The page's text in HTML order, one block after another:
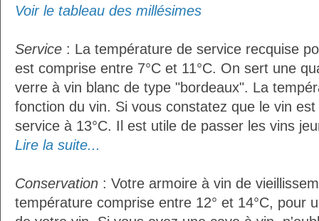
Voir le tableau des millésimes
Service : La température de service recquise
est comprise entre 7°C et 11°C. On sert une
verre à vin blanc de type "bordeaux". La
fonction du vin. Si vous constatez que le vin
service à 13°C. Il est utile de passer les vins
Lire la suite...
Conservation : Votre armoire à vin de
température comprise entre 12° et 14°C, pour